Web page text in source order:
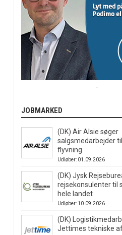
JOBMARKED
(DK) Air Alsie søger
salgsmedarbejder
flyvning
Udløber: 01.09.2026
(DK) Jysk
rejsekonsulenter til
hele landet
Udløber: 10.09.2026
(DK)
Jettimes tekniske